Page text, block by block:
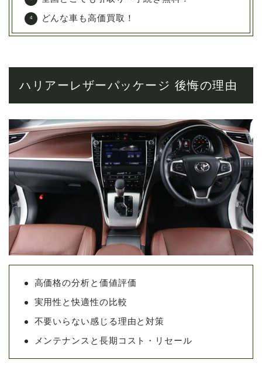
どんな車も高価買取！
ハリアーレザーパッケージ 後悔の理由
高価格の分析と価値評価
実用性と快適性の比較
不要いらない感じる理由と対策
メンテナンスと長期コスト・リセール